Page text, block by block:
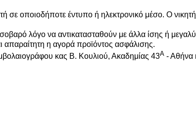
σε οποιοδήποτε έντυπο ή ηλεκτρονικό μέσο. Ο
λόγο να αντικατασταθούν με άλλα ίσης ή
η αγορά προϊόντος ασφάλισης.
κας Β. Κουλιού, Ακαδημίας 43Α - Αθήνα